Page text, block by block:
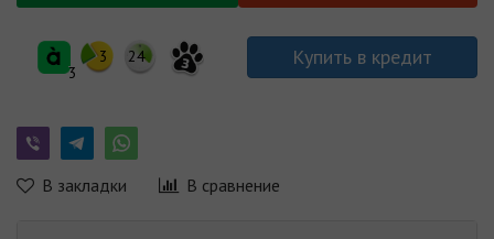
3
3 24 3 Купить в кредит
В закладки В сравнение